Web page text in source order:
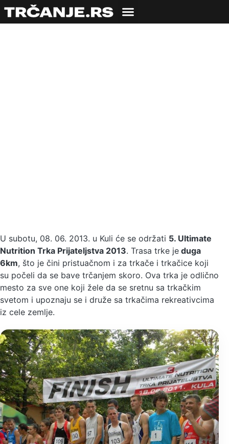
U subotu, 08. 06. 2013. u Kuli će se održati 5. Ultimate
Nutrition Trka Prijateljstva 2013. Trasa trke je duga
6km, što je čini pristuačnom i za trkače i trkačice koji
su počeli da se bave trčanjem skoro. Ova trka je odlično
mesto za sve one koji žele da se sretnu sa trkačkim
svetom i upoznaju se i druže sa trkačima rekreativcima
iz cele zemlje.